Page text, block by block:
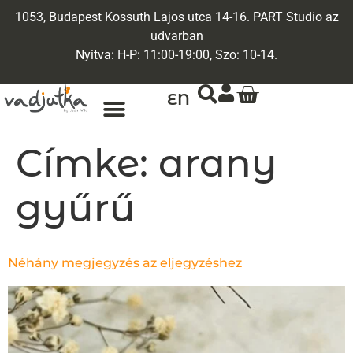
1053, Budapest Kossuth Lajos utca 14-16. PART Studio az
udvarban
Nyitva: H-P: 11:00-19:00, Szo: 10-14.
EN
Címke: arany
gyűrű
Néhány megjegyzés az eljegyzéshez